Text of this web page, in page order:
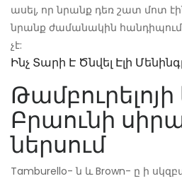
ասել, որ նրանք դեռ շատ մոտ
նրանք ժամանակին հանդիպում
չէ:
Ինչ Տարի Է Ծնվել Էլի
Բրաունի
ներսում
Tamburello- ն և Brown- ը ի